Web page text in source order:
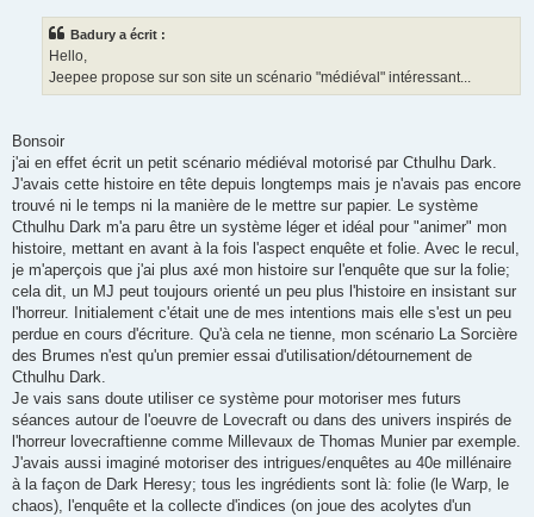
Badury a écrit :
Hello,
Jeepee propose sur son site un scénario "médiéval" intéressant...
Bonsoir
j'ai en effet écrit un petit scénario médiéval motorisé par Cthulhu Dark.
J'avais cette histoire en tête depuis longtemps mais je n'avais pas encore
trouvé ni le temps ni la manière de le mettre sur papier. Le système
Cthulhu Dark m'a paru être un système léger et idéal pour "animer" mon
histoire, mettant en avant à la fois l'aspect enquête et folie. Avec le recul,
je m'aperçois que j'ai plus axé mon histoire sur l'enquête que sur la folie;
cela dit, un MJ peut toujours orienté un peu plus l'histoire en insistant sur
l'horreur. Initialement c'était une de mes intentions mais elle s'est un peu
perdue en cours d'écriture. Qu'à cela ne tienne, mon scénario La Sorcière
des Brumes n'est qu'un premier essai d'utilisation/détournement de
Cthulhu Dark.
Je vais sans doute utiliser ce système pour motoriser mes futurs
séances autour de l'oeuvre de Lovecraft ou dans des univers inspirés de
l'horreur lovecraftienne comme Millevaux de Thomas Munier par exemple.
J'avais aussi imaginé motoriser des intrigues/enquêtes au 40e millénaire
à la façon de Dark Heresy; tous les ingrédients sont là: folie (le Warp, le
chaos), l'enquête et la collecte d'indices (on joue des acolytes d'un